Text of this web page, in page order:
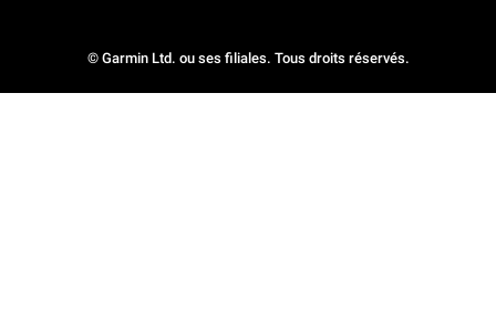
© Garmin Ltd. ou ses filiales. Tous droits réservés.